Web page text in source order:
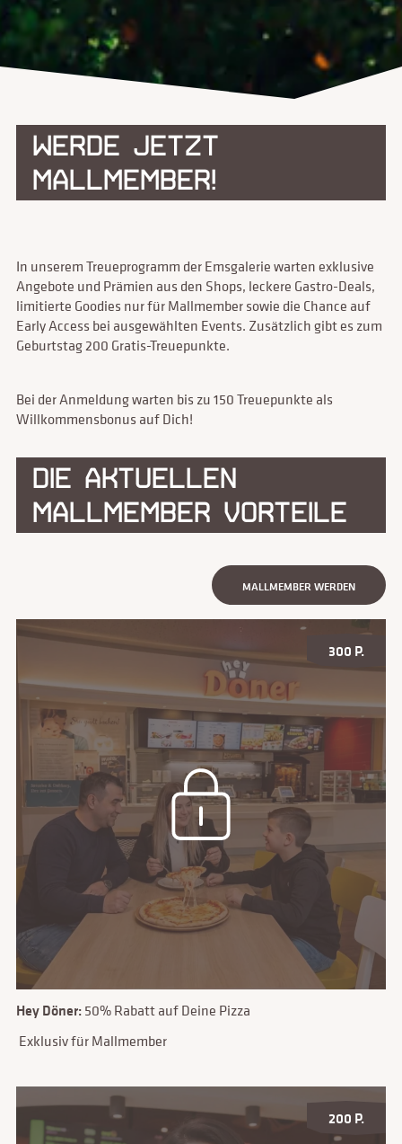
WERDE JETZT
MALLMEMBER!
In unserem Treueprogramm der Emsgalerie warten exklusive
Angebote und Prämien aus den Shops, leckere Gastro-Deals,
limitierte Goodies nur für Mallmember sowie die Chance auf
Early Access bei ausgewählten Events. Zusätzlich gibt es zum
Geburtstag 200 Gratis-Treuepunkte.
Bei der Anmeldung warten bis zu 150 Treuepunkte als
Willkommensbonus auf Dich!
DIE AKTUELLEN
MALLMEMBER VORTEILE
MALLMEMBER WERDEN
300 P.
Hey Döner:50% Rabatt auf Deine Pizza
Exklusiv für Mallmember
200 P.